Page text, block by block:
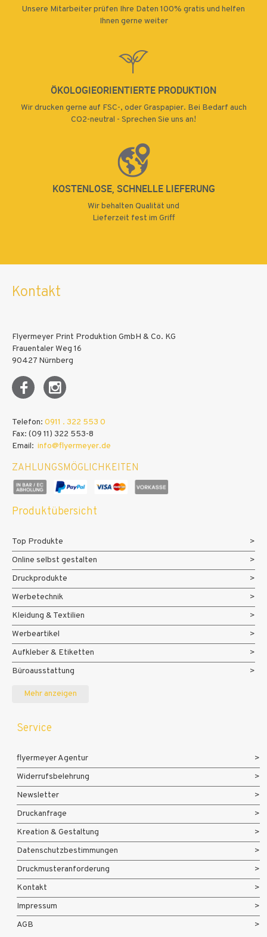
Unsere Mitarbeiter prüfen Ihre Daten 100% gratis und helfen
Ihnen gerne weiter
ÖKOLOGIEORIENTIERTE PRODUKTION
Wir drucken gerne auf FSC-, oder Graspapier. Bei Bedarf auch
CO2-neutral - Sprechen Sie uns an!
KOSTENLOSE, SCHNELLE LIEFERUNG
Wir behalten Qualität und
Lieferzeit fest im Griff
Kontakt
Flyermeyer Print Produktion GmbH & Co. KG
Frauentaler Weg 16
90427 Nürnberg
Telefon: 0911 . 322 553 0
Fax: (09 11) 322 553-8
Email: info@flyermeyer.de
ZAHLUNGSMÖGLICHKEITEN
Produktübersicht
Top Produkte
Online selbst gestalten
Druckprodukte
Werbetechnik
Kleidung & Textilien
Werbeartikel
Aufkleber & Etiketten
Büroausstattung
Messe- und Eventmaterialien
Mehr anzeigen
Service
flyermeyer Agentur
Widerrufsbelehrung
Newsletter
Druckanfrage
Kreation & Gestaltung
Datenschutzbestimmungen
Druckmusteranforderung
Kontakt
Impressum
AGB